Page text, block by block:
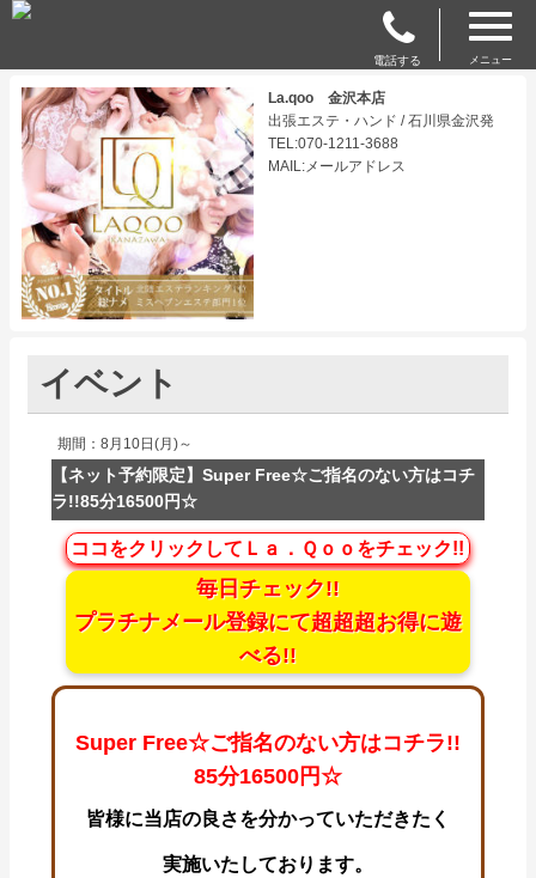
電話する メニュー
La.qoo 金沢本店
出張エステ・ハンド / 石川県金沢発
TEL:070-1211-3688
MAIL:メールアドレス
イベント
期間：8月10日(月)～
【ネット予約限定】Super Free☆ご指名のない方はコチ
ラ!!85分16500円☆
ココをクリックしてＬａ．Ｑｏｏをチェック!!
毎日チェック!!
プラチナメール登録にて超超超お得に遊
べる!!
Super Free☆ご指名のない方はコチラ!!
85分16500円☆
皆様に当店の良さを分かっていただきたく
実施いたしております。